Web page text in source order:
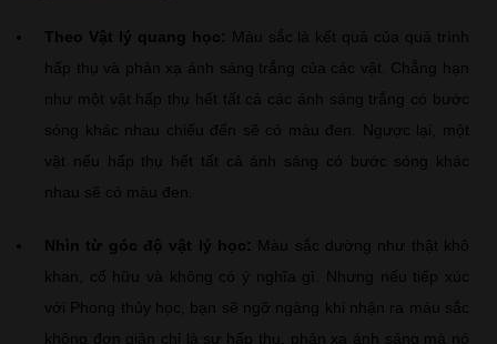
Theo Vật lý quang học: Màu sắc là kết quả của quá trình
hấp thụ và phản xạ ánh sáng trắng của các vật. Chẳng hạn
như một vật hấp thụ hết tất cả các ánh sáng trắng có bước
sóng khác nhau chiếu đến sẽ có màu đen. Ngược lại, một
vật nếu hấp thụ hết tất cả ánh sáng có bước sóng khác
nhau sẽ có màu đen.
Nhìn từ góc độ vật lý học: Màu sắc dường như thật khô
khan, cố hữu và không có ý nghĩa gì. Nhưng nếu tiếp xúc
với Phong thủy học, bạn sẽ ngỡ ngàng khi nhận ra màu sắc
không đơn giản chỉ là sự hấp thụ, phản xạ ánh sáng mà nó